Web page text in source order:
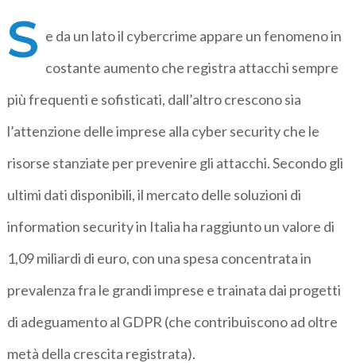
S e da un lato il cybercrime appare un fenomeno in
costante aumento che registra attacchi sempre
più frequenti e sofisticati, dall’altro crescono sia
l’attenzione delle imprese alla cyber security che le
risorse stanziate per prevenire gli attacchi. Secondo gli
ultimi dati disponibili, il mercato delle soluzioni di
information security in Italia ha raggiunto un valore di
1,09 miliardi di euro, con una spesa concentrata in
prevalenza fra le grandi imprese e trainata dai progetti
di adeguamento al GDPR (che contribuiscono ad oltre
metà della crescita registrata).